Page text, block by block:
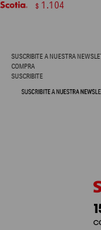
$ 1.104
SUSCRIBITE A NUESTRA
COMPRA
SUSCRIBITE